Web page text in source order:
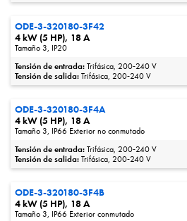
ODE-3-320180-3F42
4 kW (5 HP), 18 A
Tamaño 3, IP20
Tensión de entrada:Trifásica, 200‑240 V
Tensión de salida:Trifásica, 200‑240 V
ODE-3-320180-3F4A
4 kW (5 HP), 18 A
Tamaño 3, IP66 Exterior no conmutado
Tensión de entrada:Trifásica, 200‑240 V
Tensión de salida:Trifásica, 200‑240 V
ODE-3-320180-3F4B
4 kW (5 HP), 18 A
Tamaño 3, IP66 Exterior conmutado